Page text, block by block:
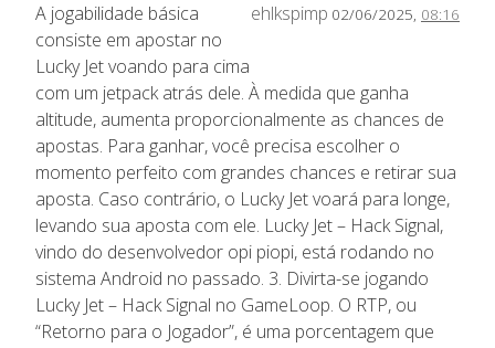
ehlkspimp 02/06/2025, 08:16
A jogabilidade básica
consiste em apostar no
Lucky Jet voando para cima
com um jetpack atrás dele. À medida que ganha
altitude, aumenta proporcionalmente as chances de
apostas. Para ganhar, você precisa escolher o
momento perfeito com grandes chances e retirar sua
aposta. Caso contrário, o Lucky Jet voará para longe,
levando sua aposta com ele. Lucky Jet – Hack Signal,
vindo do desenvolvedor opi piopi, está rodando no
sistema Android no passado. 3. Divirta-se jogando
Lucky Jet – Hack Signal no GameLoop. O RTP, ou
“Retorno para o Jogador”, é uma porcentagem que